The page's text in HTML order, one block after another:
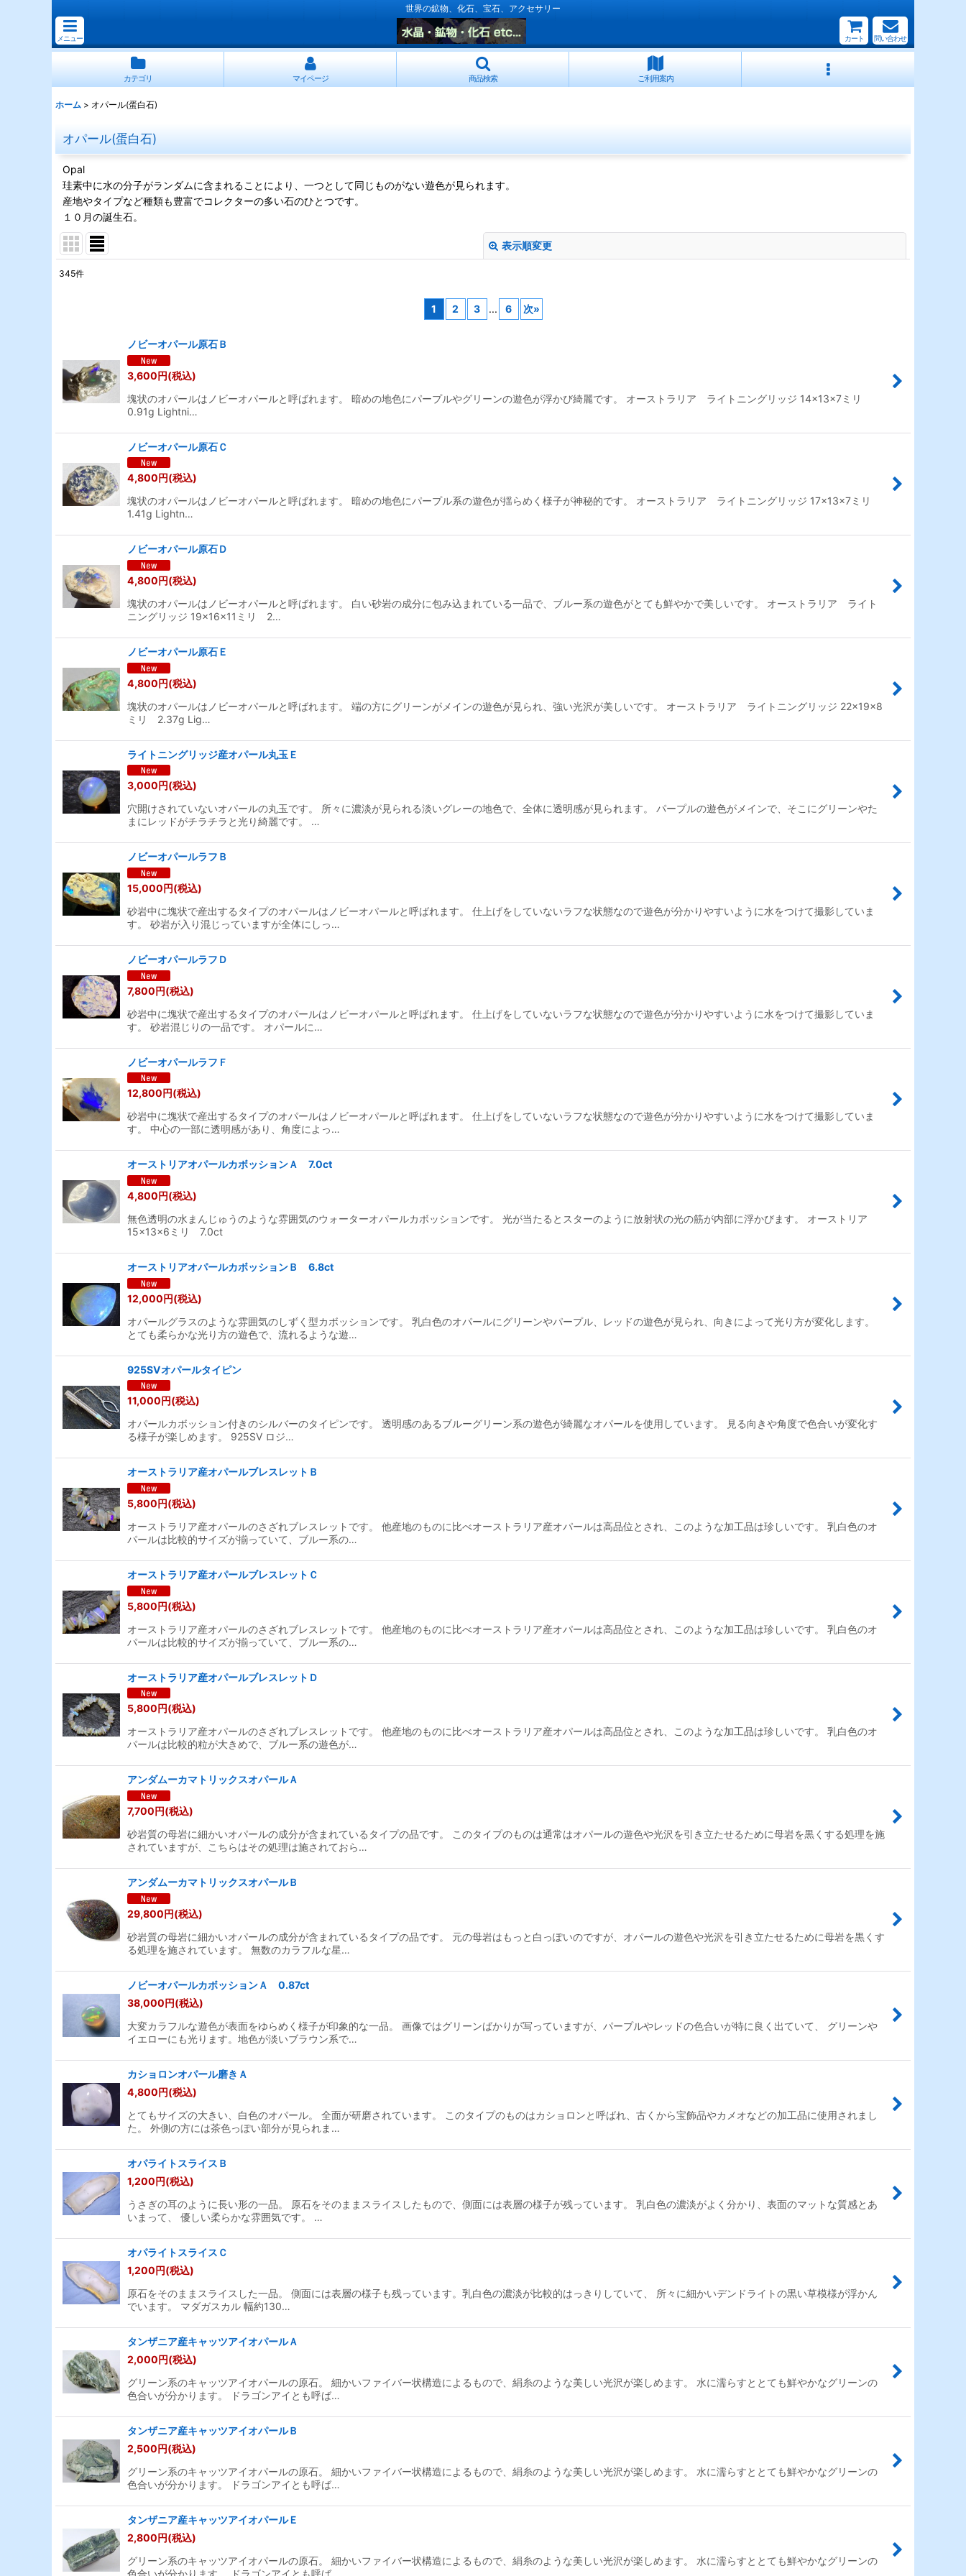
世界の鉱物、化石、宝石、アクセサリー
メニュー カート 問い合わせ
カテゴリ マイページ 商品検索 ご利用案内
ホーム > オパール(蛋白石)
オパール(蛋白石)
Opal
珪素中に水の分子がランダムに含まれることにより、一つとして同じものがない遊色が見られます。
産地やタイプなど種類も豊富でコレクターの多い石のひとつです。
１０月の誕生石。
表示順変更
並び順:
絞り込む
345件
1 2 3 ... 6 次»
ノビーオパール原石Ｂ
3,600円(税込)
塊状のオパールはノビーオパールと呼ばれます。 暗めの地色にパープルやグリーンの遊色が浮かび綺麗です。 オーストラリア ライトニングリッジ 14×13×7ミリ
0.91g Lightni…
ノビーオパール原石Ｃ
4,800円(税込)
塊状のオパールはノビーオパールと呼ばれます。 暗めの地色にパープル系の遊色が揺らめく様子が神秘的です。 オーストラリア ライトニングリッジ 17×13×7ミリ
1.41g Lightn…
ノビーオパール原石Ｄ
4,800円(税込)
塊状のオパールはノビーオパールと呼ばれます。 白い砂岩の成分に包み込まれている一品で、ブルー系の遊色がとても鮮やかで美しいです。 オーストラリア ライト
ニングリッジ 19×16×11ミリ 2…
ノビーオパール原石Ｅ
4,800円(税込)
塊状のオパールはノビーオパールと呼ばれます。 端の方にグリーンがメインの遊色が見られ、強い光沢が美しいです。 オーストラリア ライトニングリッジ 22×19×8
ミリ 2.37g Lig…
ライトニングリッジ産オパール丸玉Ｅ
3,000円(税込)
穴開けされていないオパールの丸玉です。 所々に濃淡が見られる淡いグレーの地色で、全体に透明感が見られます。 パープルの遊色がメインで、そこにグリーンやた
まにレッドがチラチラと光り綺麗です。 …
ノビーオパールラフＢ
15,000円(税込)
砂岩中に塊状で産出するタイプのオパールはノビーオパールと呼ばれます。 仕上げをしていないラフな状態なので遊色が分かりやすいように水をつけて撮影していま
す。 砂岩が入り混じっていますが全体にしっ…
ノビーオパールラフＤ
7,800円(税込)
砂岩中に塊状で産出するタイプのオパールはノビーオパールと呼ばれます。 仕上げをしていないラフな状態なので遊色が分かりやすいように水をつけて撮影していま
す。 砂岩混じりの一品です。 オパールに…
ノビーオパールラフＦ
12,800円(税込)
砂岩中に塊状で産出するタイプのオパールはノビーオパールと呼ばれます。 仕上げをしていないラフな状態なので遊色が分かりやすいように水をつけて撮影していま
す。 中心の一部に透明感があり、角度によっ…
オーストリアオパールカボッションＡ 7.0ct
4,800円(税込)
無色透明の水まんじゅうのような雰囲気のウォーターオパールカボッションです。 光が当たるとスターのように放射状の光の筋が内部に浮かびます。 オーストリア
15×13×6ミリ 7.0ct
オーストリアオパールカボッションＢ 6.8ct
12,000円(税込)
オパールグラスのような雰囲気のしずく型カボッションです。 乳白色のオパールにグリーンやパープル、レッドの遊色が見られ、向きによって光り方が変化します。
とても柔らかな光り方の遊色で、流れるような遊…
925SVオパールタイピン
11,000円(税込)
オパールカボッション付きのシルバーのタイピンです。 透明感のあるブルーグリーン系の遊色が綺麗なオパールを使用しています。 見る向きや角度で色合いが変化す
る様子が楽しめます。 925SV ロジ…
オーストラリア産オパールブレスレットＢ
5,800円(税込)
オーストラリア産オパールのさざれブレスレットです。 他産地のものに比べオーストラリア産オパールは高品位とされ、このような加工品は珍しいです。 乳白色のオ
パールは比較的サイズが揃っていて、ブルー系の…
オーストラリア産オパールブレスレットＣ
5,800円(税込)
オーストラリア産オパールのさざれブレスレットです。 他産地のものに比べオーストラリア産オパールは高品位とされ、このような加工品は珍しいです。 乳白色のオ
パールは比較的サイズが揃っていて、ブルー系の…
オーストラリア産オパールブレスレットＤ
5,800円(税込)
オーストラリア産オパールのさざれブレスレットです。 他産地のものに比べオーストラリア産オパールは高品位とされ、このような加工品は珍しいです。 乳白色のオ
パールは比較的粒が大きめで、ブルー系の遊色が…
アンダムーカマトリックスオパールＡ
7,700円(税込)
砂岩質の母岩に細かいオパールの成分が含まれているタイプの品です。 このタイプのものは通常はオパールの遊色や光沢を引き立たせるために母岩を黒くする処理を施
されていますが、こちらはその処理は施されておら…
アンダムーカマトリックスオパールＢ
29,800円(税込)
砂岩質の母岩に細かいオパールの成分が含まれているタイプの品です。 元の母岩はもっと白っぽいのですが、オパールの遊色や光沢を引き立たせるために母岩を黒くす
る処理を施されています。 無数のカラフルな星…
ノビーオパールカボッションＡ 0.87ct
38,000円(税込)
大変カラフルな遊色が表面をゆらめく様子が印象的な一品。 画像ではグリーンばかりが写っていますが、パープルやレッドの色合いが特に良く出ていて、 グリーンや
イエローにも光ります。地色が淡いブラウン系で…
カショロンオパール磨きＡ
4,800円(税込)
とてもサイズの大きい、白色のオパール。 全面が研磨されています。 このタイプのものはカショロンと呼ばれ、古くから宝飾品やカメオなどの加工品に使用されまし
た。 外側の方には茶色っぽい部分が見られま…
オパライトスライスＢ
1,200円(税込)
うさぎの耳のように長い形の一品。 原石をそのままスライスしたもので、側面には表層の様子が残っています。 乳白色の濃淡がよく分かり、表面のマットな質感とあ
いまって、 優しい柔らかな雰囲気です。 …
オパライトスライスＣ
1,200円(税込)
原石をそのままスライスした一品。 側面には表層の様子も残っています。乳白色の濃淡が比較的はっきりしていて、 所々に細かいデンドライトの黒い草模様が浮かん
でいます。 マダガスカル 幅約130…
タンザニア産キャッツアイオパールＡ
2,000円(税込)
グリーン系のキャッツアイオパールの原石。 細かいファイバー状構造によるもので、絹糸のような美しい光沢が楽しめます。 水に濡らすととても鮮やかなグリーンの
色合いが分かります。 ドラゴンアイとも呼ば…
タンザニア産キャッツアイオパールＢ
2,500円(税込)
グリーン系のキャッツアイオパールの原石。 細かいファイバー状構造によるもので、絹糸のような美しい光沢が楽しめます。 水に濡らすととても鮮やかなグリーンの
色合いが分かります。 ドラゴンアイとも呼ば…
タンザニア産キャッツアイオパールＥ
2,800円(税込)
グリーン系のキャッツアイオパールの原石。 細かいファイバー状構造によるもので、絹糸のような美しい光沢が楽しめます。 水に濡らすととても鮮やかなグリーンの
色合いが分かります。 ドラゴンアイとも呼ば…